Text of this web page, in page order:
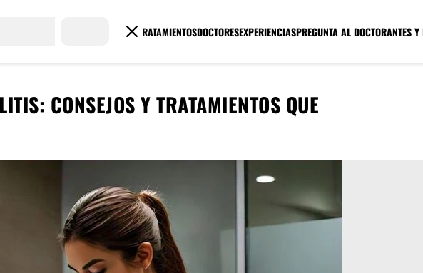
TRATAMIENTOSDOCTORESEXPERIENCIASPREGUNTA AL DOCTORANTES Y
CONSEJOS Y TRATAMIENTOS QUE